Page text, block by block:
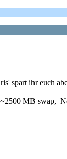
spart ihr euch
MB